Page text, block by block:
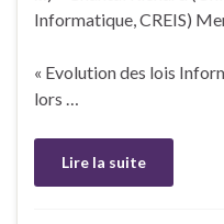
Informatique, CREIS)
« Evolution des lois
lors …
Lire la suite